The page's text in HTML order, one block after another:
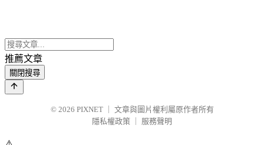
推薦文章
關閉搜尋
© 2026 PIXNET
文章與圖片權利屬原作者所有
隱私權政策
服務聲明